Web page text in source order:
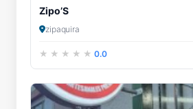
Zipo’S
zipaquira
0.0